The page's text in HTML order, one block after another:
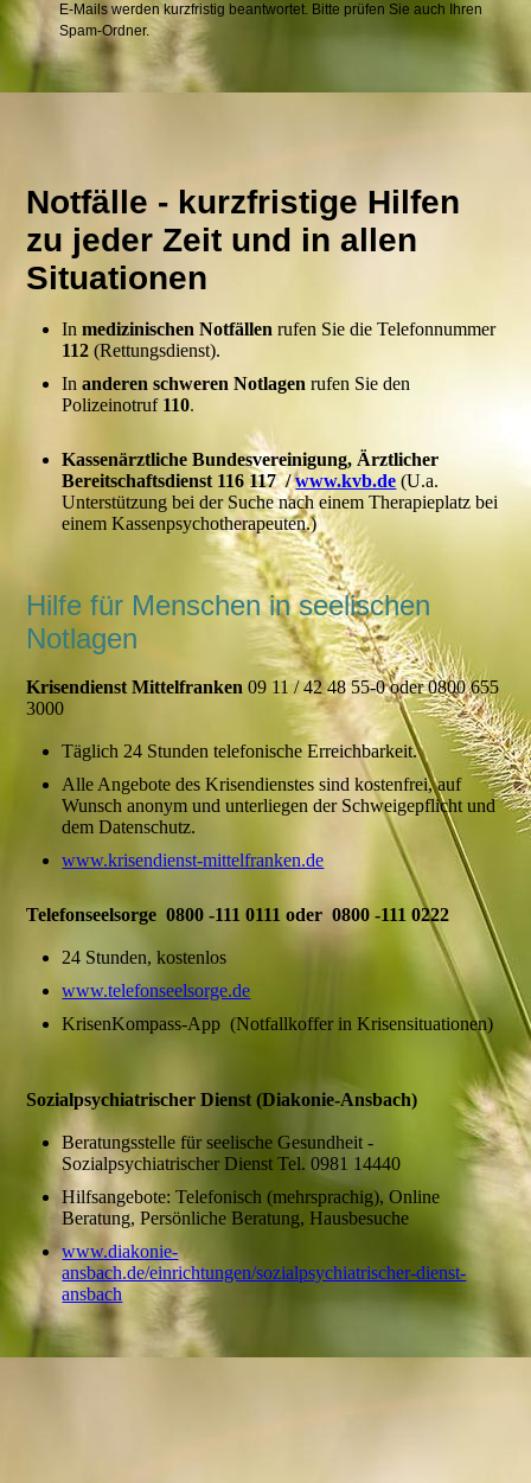
E-Mails werden kurzfristig beantwortet. Bitte prüfen Sie auch Ihren
Spam-Ordner.
Notfälle - kurzfristige Hilfen
zu jeder Zeit und in allen
Situationen
In medizinischen Notfällen rufen Sie die Telefonnummer
112 (Rettungsdienst).
Inanderen schweren Notlagen rufen Sie den
Polizeinotruf 110.
Kassenärztliche Bundesvereinigung, Ärztlicher
Bereitschaftsdienst 116 117 /www.kvb.de (U.a.
Unterstützung bei der Suche nach einem Therapieplatz bei
einem Kassenpsychotherapeuten.)
Hilfe für Menschen in seelischen
Notlagen
Krisendienst Mittelfranken 09 11 / 42 48 55-0 oder 0800 655
3000
Täglich 24 Stunden telefonische Erreichbarkeit.
Alle Angebote des Krisendienstes sind kostenfrei, auf
Wunsch anonym und unterliegen der Schweigepflicht und
dem Datenschutz.
www.krisendienst-mittelfranken.de
Telefonseelsorge 0800 -111 0111 oder 0800 -111 0222
24 Stunden, kostenlos
www.telefonseelsorge.de
KrisenKompass-App (Notfallkoffer in Krisensituationen)
Sozialpsychiatrischer Dienst (Diakonie-Ansbach)
Beratungsstelle für seelische Gesundheit -
Sozialpsychiatrischer Dienst Tel. 0981 14440
Hilfsangebote: Telefonisch (mehrsprachig), Online
Beratung, Persönliche Beratung, Hausbesuche
www.diakonie-
ansbach.de/einrichtungen/sozialpsychiatrischer-dienst-
ansbach